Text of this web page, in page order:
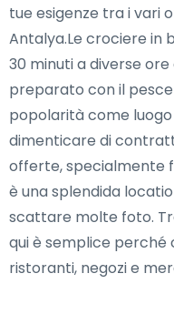
tue esigenze tra i vari
Antalya.Le crociere in
30 minuti a diverse
preparato con il
popolarità come
dimenticare di
offerte, specialmente
è una splendida
scattare molte foto.
qui è semplice perché
ristoranti, negozi e